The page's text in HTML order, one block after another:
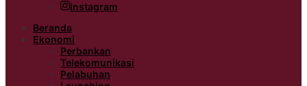
Instagram
Beranda
Ekonomi
Perbankan
Telekomunikasi
Pelabuhan